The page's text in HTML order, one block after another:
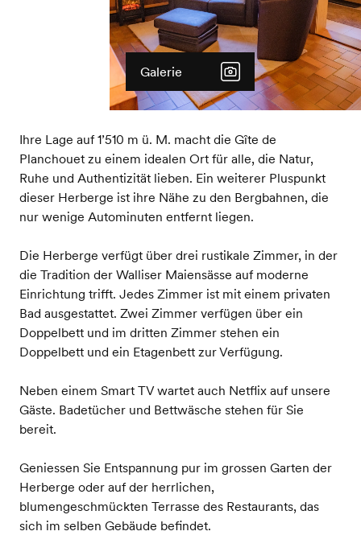
Galerie
Ihre Lage auf 1’510 m ü. M. macht die Gîte de
Planchouet zu einem idealen Ort für alle, die Natur,
Ruhe und Authentizität lieben. Ein weiterer Pluspunkt
dieser Herberge ist ihre Nähe zu den Bergbahnen, die
nur wenige Autominuten entfernt liegen.
Die Herberge verfügt über drei rustikale Zimmer, in der
die Tradition der Walliser Maiensässe auf moderne
Einrichtung trifft. Jedes Zimmer ist mit einem privaten
Bad ausgestattet. Zwei Zimmer verfügen über ein
Doppelbett und im dritten Zimmer stehen ein
Doppelbett und ein Etagenbett zur Verfügung.
Neben einem Smart TV wartet auch Netflix auf unsere
Gäste. Badetücher und Bettwäsche stehen für Sie
bereit.
Geniessen Sie Entspannung pur im grossen Garten der
Herberge oder auf der herrlichen,
blumengeschmückten Terrasse des Restaurants, das
sich im selben Gebäude befindet.